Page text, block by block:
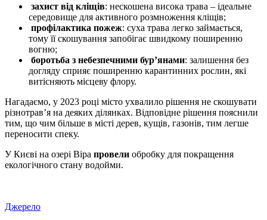
захист від кліщів: нескошена висока трава – ідеальне
середовище для активного розмноження кліщів;
профілактика пожеж: суха трава легко займається,
тому її скошування запобігає швидкому поширенню
вогню;
боротьба з небезпечними бур’янами: залишення без
догляду сприяє поширенню карантинних рослин, які
витісняють місцеву флору.
Нагадаємо, у 2023 році місто ухвалило рішення не скошувати
різнотрав’я на деяких ділянках. Відповідне рішення пояснили
тим, що чим більше в місті дерев, кущів, газонів, тим легше
переносити спеку.
У Києві на озері Віра провели обробку для покращення
екологічного стану водойми.
Джерело